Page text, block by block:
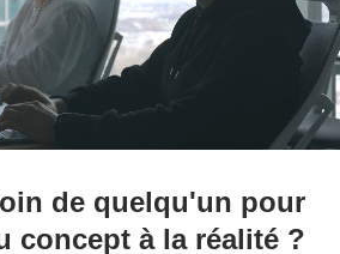
de quelqu'un pour
concept à la réalité ?